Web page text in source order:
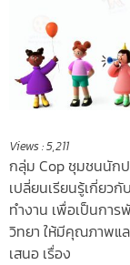
Views :5,211
กลุ่ม Cop ชุมชนนัก
เปลี่ยนเรียนรู้เกี่ยวกั
ทำงาน เพื่อเป็นกา
วิทยา ให้มีคุณภาพแ
เสนอ เรื่อง